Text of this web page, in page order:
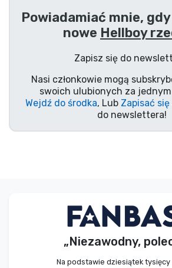
Powiadamiać mnie,
nowe Hellboy
Zapisz się do
Nasi członkowie mogą
swoich ulubionych za
Wejdź do środka, Lub Zapisać się
do newslettera!
„Niezawodny,
Na podstawie dziesiątek tysięcy
Typy produktów